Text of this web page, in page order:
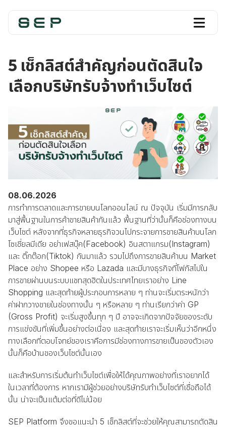
5 เช็กลิสต์สำคัญก่อนตัดสินใจ
เลือกบริษัทรับจ้างทำเว็บไซต์
08.06.2026
การทำการตลาดและการขายบนโลกออนไลน์ ณ ปัจจุบัน เริ่มมีการกลับ
มาสู่พื้นฐานในการค้าขายสินค้ากันแล้ว พื้นฐานที่ว่านั้นก็คือช่องทางบน
เว็บไซต์ หลังจากที่ธุรกิจหลายธุรกิจวนไปกระจายการขายสินค้าบนโลก
โซเชี่ยลมีเดีย อย่าเฟสบุ๊ค(Facebook) อินสตาแกรม(Instagram)
และ ติ๊กต๊อก(Tiktok) กันมาแล้ว รวมไปถึงการขายสินค้าบน Market
Place อย่าง Shopee หรือ Lazada และมีบางธุรกิจที่โฟกัสไปใน
การขายผ่านบนระบบแชทสุดฮิตในประเทศไทยเราอย่าง Line
Shopping และสุดท้ายผู้ประกอบการหลาย ๆ ท่านจะเริ่มตระหนักว่า
ค่าฝากวางขายในช่องทางนั้น ๆ หรือหลาย ๆ ท่านเรียกว่าค่า GP
(Gross Profit) จะเริ่มสูงขึ้นทุก ๆ ปี อาจจะเกิดจากปัจจัยของระดับ
การแข่งขันที่เพิ่มขึ้นอย่างต่อเนื่อง และสุดท้ายเราจะเริ่มเห็นว่าอีกหนึ่ง
ทางเลือกที่ตอบโจทย์ของเราคือการมีช่องทางการขายเป็นของตัวเอง
นั้นก็คือบ้านของเว็บไซต์นั้นเอง
และสำหรับการเริ่มต้นทำเว็บไซต์เพื่อให้ได้คุณภาพอย่างที่เราอยากได้
ในเวลาที่ต้องการ หากเรามีผู้ช่วยอย่างบริษัทรับทำเว็บไซต์ที่เชื่อถือได้
นั้น น่าจะเป็นแต้มต่อที่ดีไม่น้อย
SEP Platform จึงขอแนะนำ 5 เช็กลิสต์ที่จะช่วยให้คุณสามารถตัดสิน